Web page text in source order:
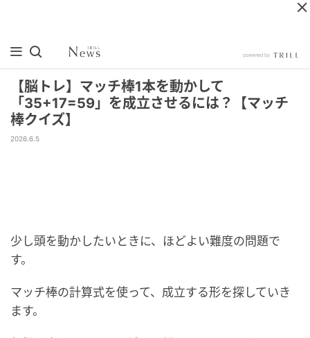
【脳トレ】マッチ棒1本を動かして
「35+17=59」を成立させるには？【マッチ
棒クイズ】
2026.6.5
少し頭を動かしたいときに、ほどよい難度の問題で
す。
マッチ棒の計算式を使って、成立する形を探していき
ます。